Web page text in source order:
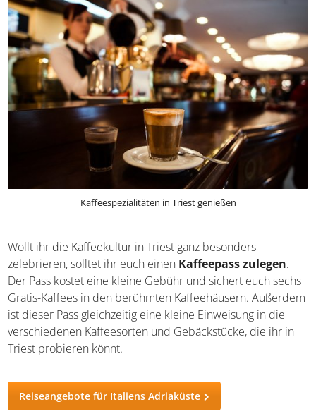
Wollt ihr die Kaffeekultur in Triest ganz besonders
zelebrieren, solltet ihr euch einenKaffeepass zulegen.
Der Pass kostet eine kleine Gebühr und sichert euch
sechs Gratis-Kaffees in den berühmten Kaffeehäusern.
Außerdem ist dieser Pass gleichzeitig eine kleine
Einweisung in die verschiedenen Kaffeesorten und